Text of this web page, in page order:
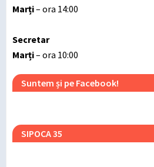
Marți– ora 14:00
Secretar
Marți– ora 10:00
Suntem și pe Facebook!
SIPOCA 35